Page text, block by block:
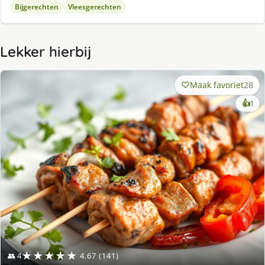
Bijgerechten Vleesgerechten
Lekker hierbij
👥 4★★★★★ 4.67 (141)
Maak favoriet28
👍1